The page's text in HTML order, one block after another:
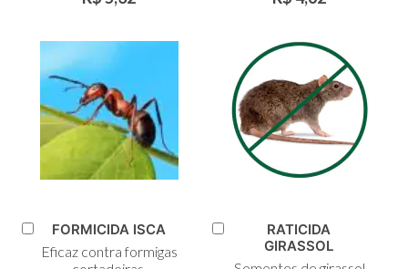
ao
FORMICIDA ISCA
Eficaz contra formigas
Adicionar
RATICIDA
GIRASSOL